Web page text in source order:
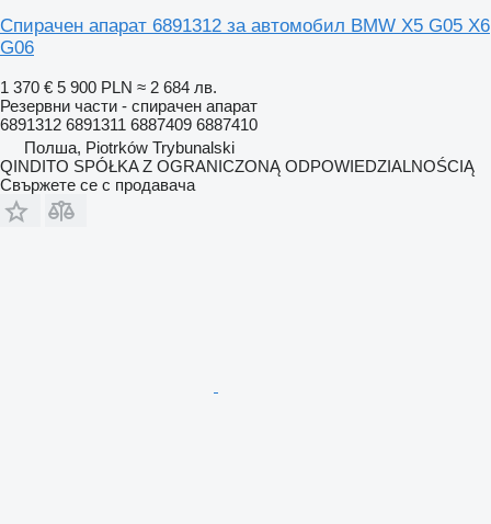
Спирачен апарат 6891312 за автомобил BMW X5 G05 X6
G06
1 370 € 5 900 PLN ≈ 2 684 лв.
Резервни части - спирачен апарат
6891312 6891311 6887409 6887410
Полша, Piotrków Trybunalski
QINDITO SPÓŁKA Z OGRANICZONĄ ODPOWIEDZIALNOŚCIĄ
Свържете се с продавача